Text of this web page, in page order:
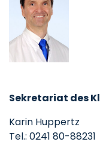
Sekretariat des
Karin Huppertz
Tel.: 0241 80-88231